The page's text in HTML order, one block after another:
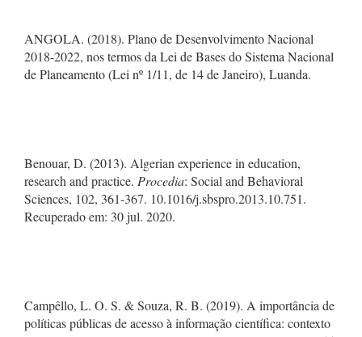
ANGOLA. (2018). Plano de Desenvolvimento Nacional
2018-2022, nos termos da Lei de Bases do Sistema Nacional
de Planeamento (Lei nº 1/11, de 14 de Janeiro), Luanda.
Benouar, D. (2013). Algerian experience in education,
research and practice. Procedia: Social and Behavioral
Sciences, 102, 361-367. 10.1016/j.sbspro.2013.10.751.
Recuperado em: 30 jul. 2020.
Campêllo, L. O. S. & Souza, R. B. (2019). A importância de
políticas públicas de acesso à informação científica: contexto